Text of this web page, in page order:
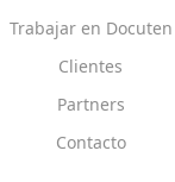
Trabajar en Docuten
Clientes
Partners
Contacto